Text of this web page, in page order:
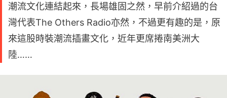
潮流文化連結起來，長場雄固之然，早前介紹過的台
灣代表The Others Radio亦然，不過更有趣的是，原
來這股時裝潮流插畫文化，近年更席捲南美洲大
陸……